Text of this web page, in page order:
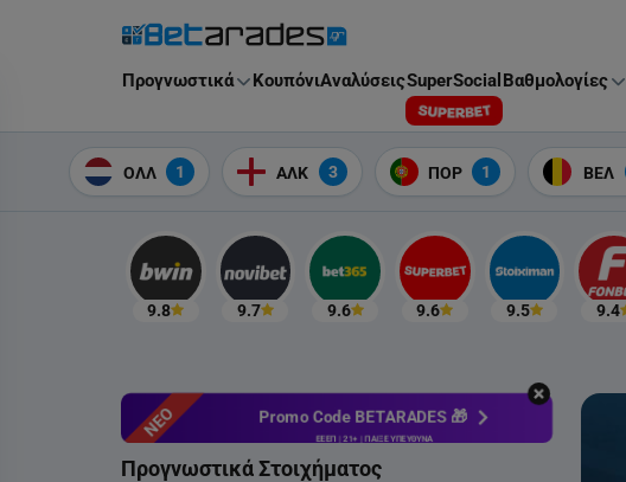
Στοίχημα
Προγνωστικά ΚουπόνιΑναλύσειςSuperSocial Βαθμολογίες
ΟΛΛ 1 ΑΛΚ 3 ΠΟΡ 1 ΒΕΛ
9.8 9.7 9.6 9.6 9.5 9.4
ΝΕΟ Promo Code BETARADES 🎁
ΕΕΕΠ | 21+ | ΠΑΙΞΕ ΥΠΕΥΘΥΝΑ
Προγνωστικά Στοιχήματος